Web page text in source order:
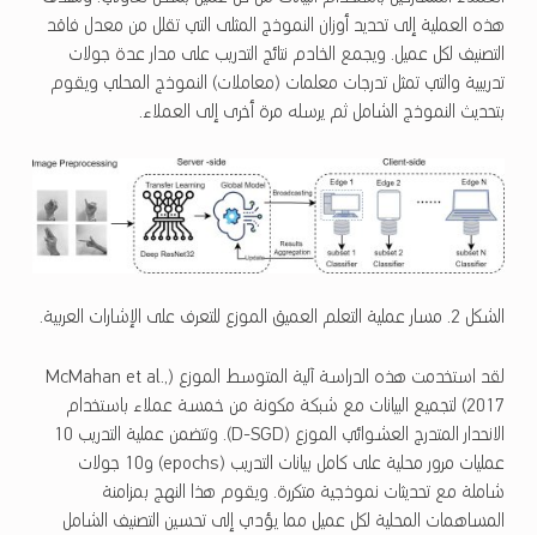
هذه العملية إلى تحديد أوزان النموذج المثلى التي تقلل من معدل فاقد
التصنيف لكل عميل. ويجمع الخادم نتائج التدريب على مدار عدة جولات
تدريبية والتي تمثل تدرجات معلمات (معاملات) النموذج المحلي ويقوم
بتحديث النموذج الشامل ثم يرسله مرة أخرى إلى العملاء.
الشكل 2. مسار عملية التعلم العميق الموزع للتعرف على الإشارات العربية.
لقد استخدمت هذه الدراسة آلية المتوسط الموزع (McMahan et al.,
2017) لتجميع البيانات مع شبكة مكونة من خمسة عملاء باستخدام
الانحدار المتدرج العشوائي الموزع (D-SGD). وتتضمن عملية التدريب 10
عمليات مرور محلية على كامل بيانات التدريب (epochs) و10 جولات
شاملة مع تحديثات نموذجية متكررة. ويقوم هذا النهج بمزامنة
المساهمات المحلية لكل عميل مما يؤدي إلى تحسين التصنيف الشامل